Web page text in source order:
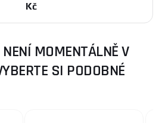
Kč
MOMENTÁLNĚ V
SI PODOBNÉ